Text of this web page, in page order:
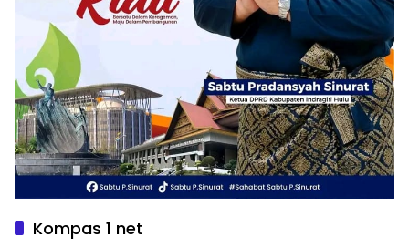
Kompas 1 net